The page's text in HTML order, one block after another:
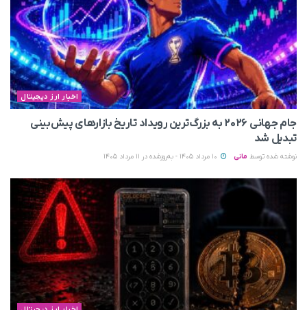
اخبار ارز دیجیتال
جام جهانی ۲۰۲۶ به بزرگ‌ترین رویداد تاریخ بازارهای پیش‌بینی
تبدیل شد
نوشته شده توسط مانی